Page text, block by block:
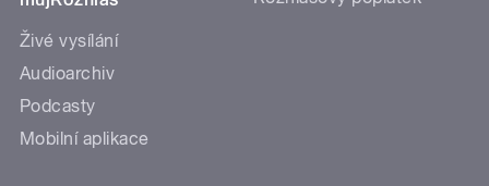
Živé vysílání
Audioarchiv
Podcasty
Mobilní aplikace